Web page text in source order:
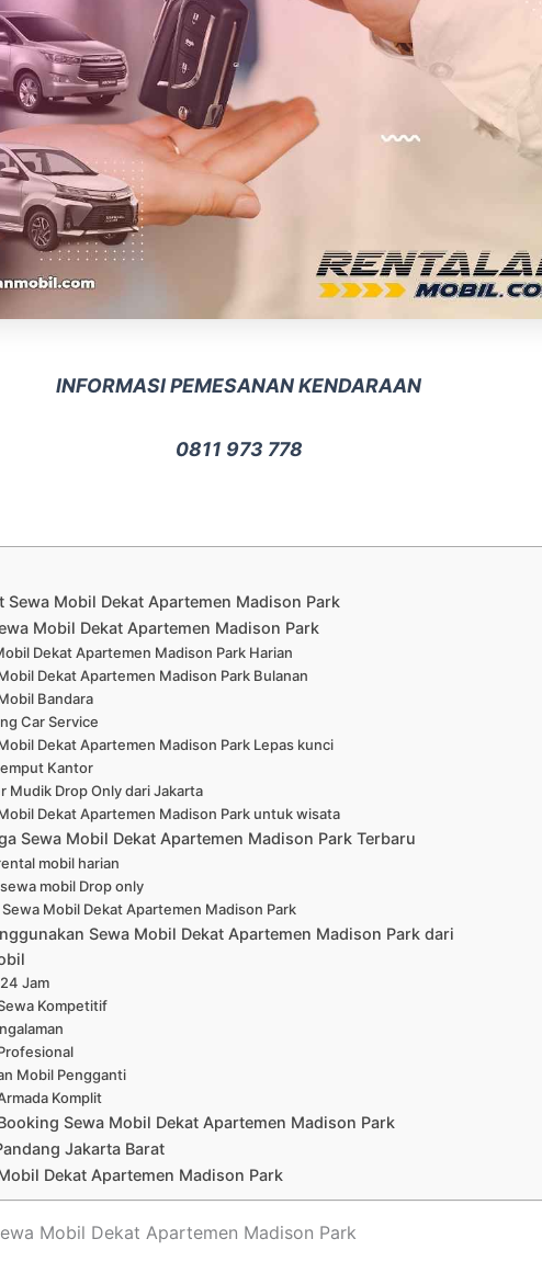
INFORMASI PEMESANAN KENDARAAN
0811 973 778
Sewa Mobil Dekat Apartemen Madison Park
Mobil Dekat Apartemen Madison Park
Dekat Apartemen Madison Park Harian
Dekat Apartemen Madison Park Bulanan
Bandara
Car Service
Dekat Apartemen Madison Park Lepas kunci
Kantor
Mudik Drop Only dari Jakarta
Dekat Apartemen Madison Park untuk wisata
Sewa Mobil Dekat Apartemen Madison Park Terbaru
mobil harian
mobil Drop only
Sewa Mobil Dekat Apartemen Madison Park
Sewa Mobil Dekat Apartemen Madison Park dari
Jam
Kompetitif
Mobil Pengganti
Komplit
Sewa Mobil Dekat Apartemen Madison Park
Jakarta Barat
Dekat Apartemen Madison Park
Mobil Dekat Apartemen Madison Park